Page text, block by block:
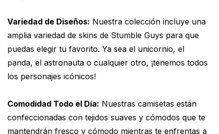
Variedad de Diseños: Nuestra colección incluye una
amplia variedad de skins de Stumble Guys para que
puedas elegir tu favorito. Ya sea el unicornio, el
panda, el astronauta o cualquier otro, ¡tenemos todos
los personajes icónicos!
Comodidad Todo el Día: Nuestras camisetas están
confeccionadas con tejidos suaves y cómodos que te
mantendrán fresco y cómodo mientras te enfrentas a